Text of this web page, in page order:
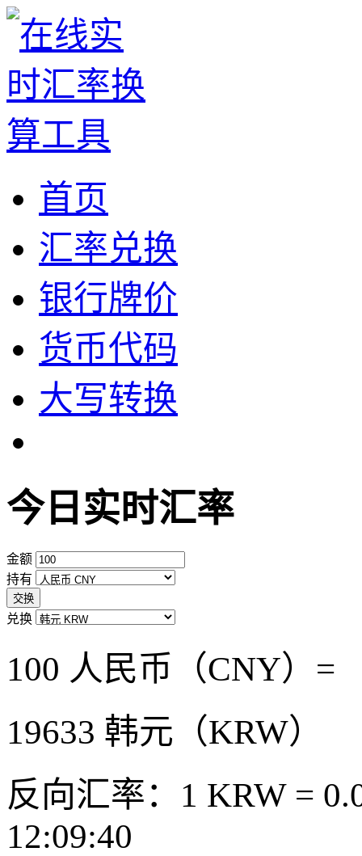
首页
汇率兑换
银行牌价
货币代码
大写转换
今日实时汇率
金额
持有
交换
兑换
100 人民币（CNY）=
19633 韩元（KRW）
反向汇率：1 KRW =
12:09:40